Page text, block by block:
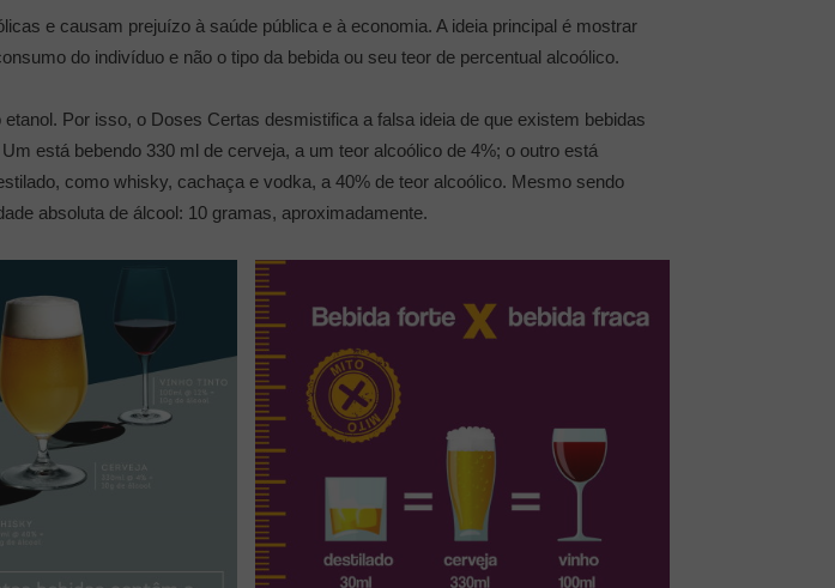
e causam prejuízo à saúde pública e à economia. A ideia principal é mostrar
do indivíduo e não o tipo da bebida ou seu teor de percentual alcoólico.
Por isso, o Doses Certas desmistifica a falsa ideia de que existem bebidas
está bebendo 330 ml de cerveja, a um teor alcoólico de 4%; o outro está
como whisky, cachaça e vodka, a 40% de teor alcoólico. Mesmo sendo
absoluta de álcool: 10 gramas, aproximadamente.